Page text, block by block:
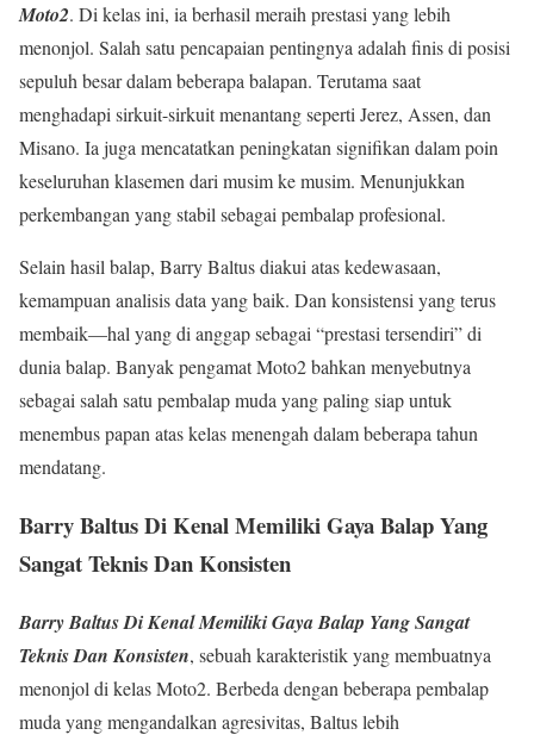
Moto2. Di kelas ini, ia berhasil meraih prestasi yang lebih
menonjol. Salah satu pencapaian pentingnya adalah finis di posisi
sepuluh besar dalam beberapa balapan. Terutama saat
menghadapi sirkuit-sirkuit menantang seperti Jerez, Assen, dan
Misano. Ia juga mencatatkan peningkatan signifikan dalam poin
keseluruhan klasemen dari musim ke musim. Menunjukkan
perkembangan yang stabil sebagai pembalap profesional.
Selain hasil balap, Barry Baltus diakui atas kedewasaan,
kemampuan analisis data yang baik. Dan konsistensi yang terus
membaik—hal yang di anggap sebagai “prestasi tersendiri” di
dunia balap. Banyak pengamat Moto2 bahkan menyebutnya
sebagai salah satu pembalap muda yang paling siap untuk
menembus papan atas kelas menengah dalam beberapa tahun
mendatang.
Barry Baltus Di Kenal Memiliki Gaya Balap Yang
Sangat Teknis Dan Konsisten
Barry Baltus Di Kenal Memiliki Gaya Balap Yang Sangat
Teknis Dan Konsisten, sebuah karakteristik yang membuatnya
menonjol di kelas Moto2. Berbeda dengan beberapa pembalap
muda yang mengandalkan agresivitas, Baltus lebih